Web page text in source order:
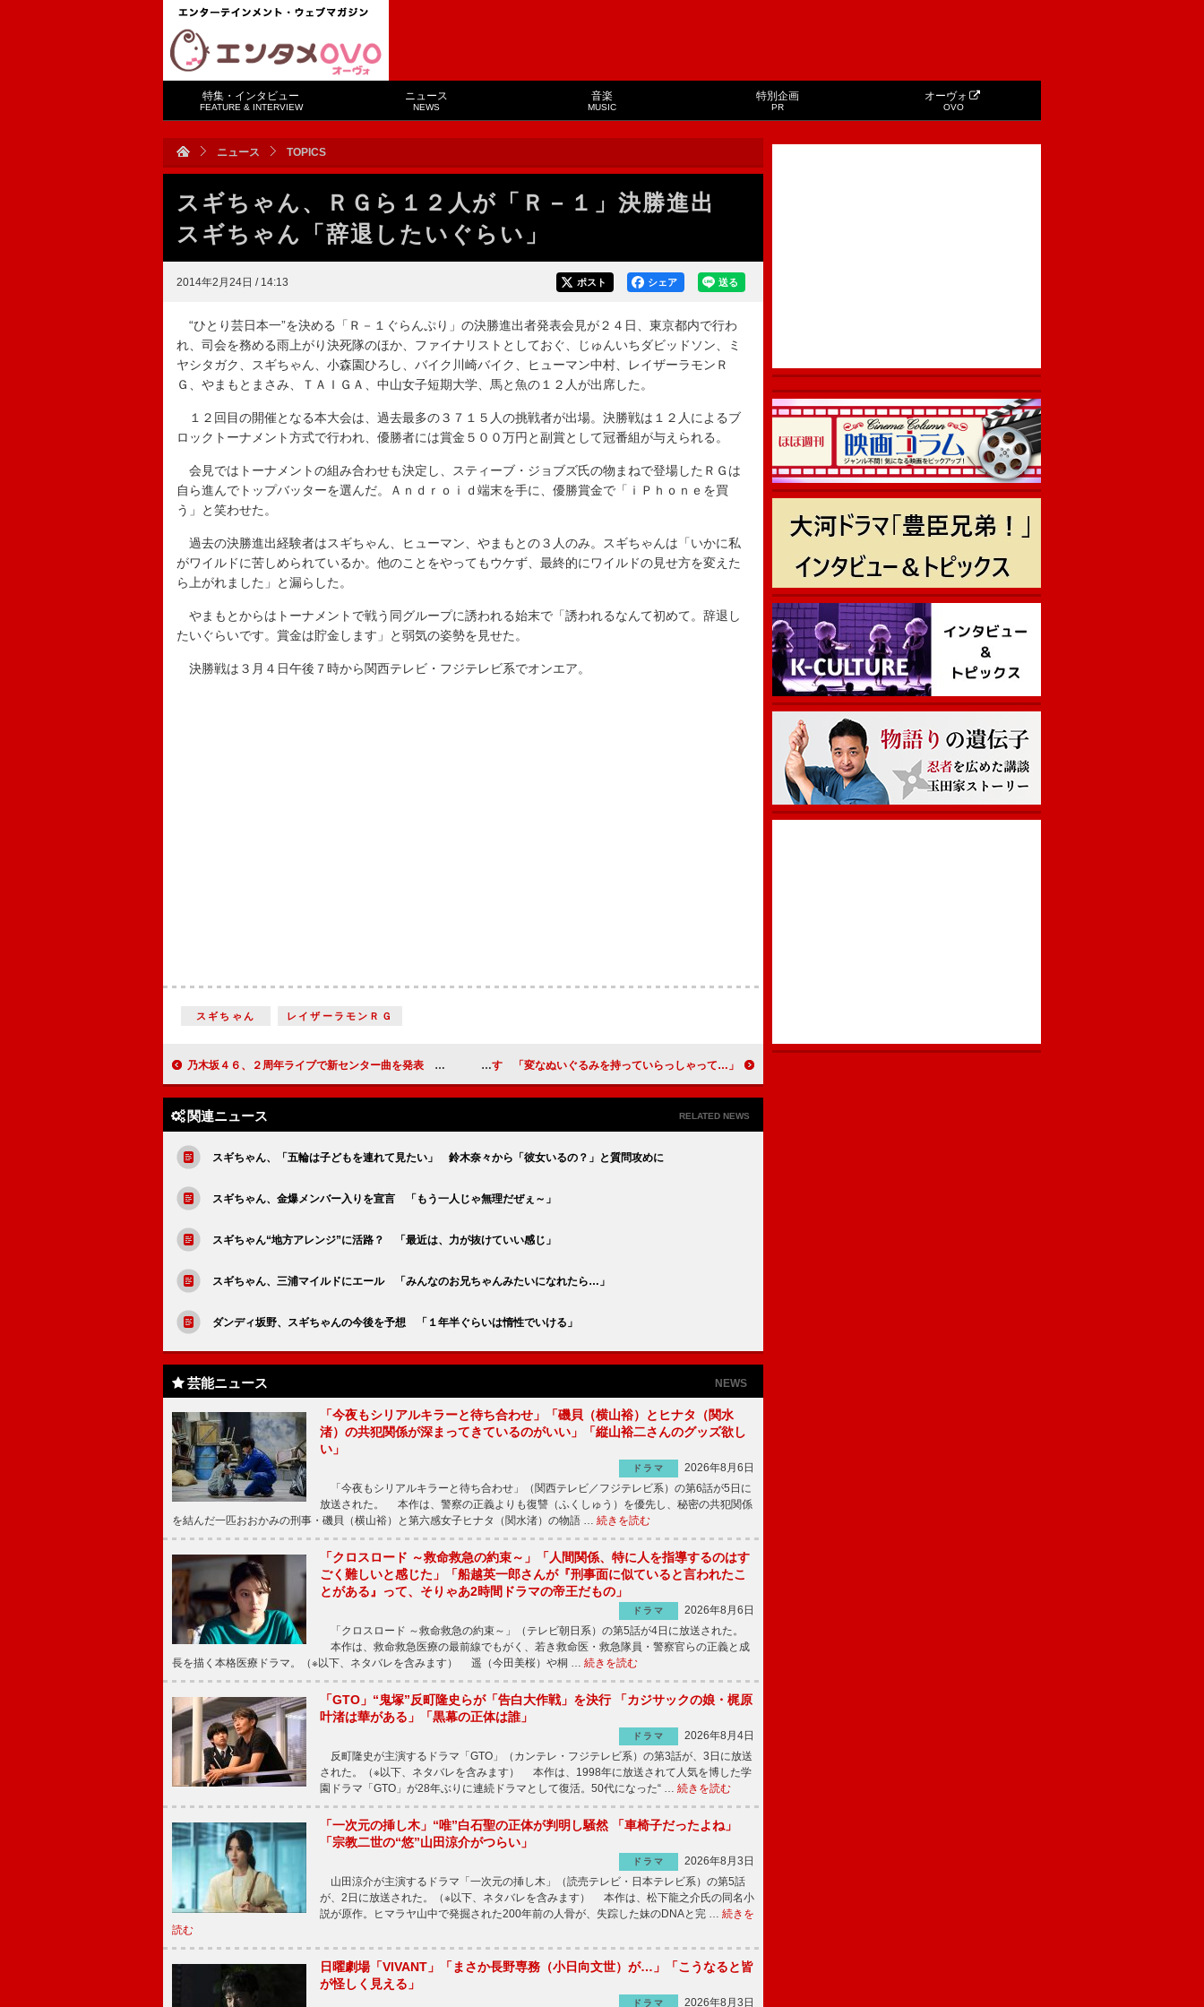
特集・インタビュー
FEATURE & INTERVIEW
ニュース
NEWS
音楽
MUSIC
特別企画
PR
オーヴォ
OVO
ニュース TOPICS
スギちゃん、ＲＧら１２人が「Ｒ－１」決勝進出
スギちゃん「辞退したいぐらい」
2014年2月24日 / 14:13 送る
シェア
ポスト
“ひとり芸日本一”を決める「Ｒ－１ぐらんぷり」の決勝進出者発表会見が２４日、東京都内で行わ
れ、司会を務める雨上がり決死隊のほか、ファイナリストとしておぐ、じゅんいちダビッドソン、ミ
ヤシタガク、スギちゃん、小森園ひろし、バイク川崎バイク、ヒューマン中村、レイザーラモンＲ
Ｇ、やまもとまさみ、ＴＡＩＧＡ、中山女子短期大学、馬と魚の１２人が出席した。
１２回目の開催となる本大会は、過去最多の３７１５人の挑戦者が出場。決勝戦は１２人によるブ
ロックトーナメント方式で行われ、優勝者には賞金５００万円と副賞として冠番組が与えられる。
会見ではトーナメントの組み合わせも決定し、スティーブ・ジョブズ氏の物まねで登場したＲＧは
自ら進んでトップバッターを選んだ。Ａｎｄｒｏｉｄ端末を手に、優勝賞金で「ｉＰｈｏｎｅを買
う」と笑わせた。
過去の決勝進出経験者はスギちゃん、ヒューマン、やまもとの３人のみ。スギちゃんは「いかに私
がワイルドに苦しめられているか。他のことをやってもウケず、最終的にワイルドの見せ方を変えた
ら上がれました」と漏らした。
やまもとからはトーナメントで戦う同グループに誘われる始末で「誘われるなんて初めて。辞退し
たいぐらいです。賞金は貯金します」と弱気の姿勢を見せた。
決勝戦は３月４日午後７時から関西テレビ・フジテレビ系でオンエア。
スギちゃん レイザーラモンＲＧ
乃木坂４６、２周年ライブで新センター曲を発表 西野七瀬「乃木坂が史上最強になるように頑張る」 仲間由紀恵、鳥居みゆきの第一印象を明かす 「変なぬいぐるみを持っていらっしゃって…」
関連ニュース RELATED NEWS
スギちゃん、「五輪は子どもを連れて見たい」 鈴木奈々から「彼女いるの？」と質問攻めに
スギちゃん、金爆メンバー入りを宣言 「もう一人じゃ無理だぜぇ～」
スギちゃん“地方アレンジ”に活路？ 「最近は、力が抜けていい感じ」
スギちゃん、三浦マイルドにエール 「みんなのお兄ちゃんみたいになれたら…」
ダンディ坂野、スギちゃんの今後を予想 「１年半ぐらいは惰性でいける」
芸能ニュース NEWS
「今夜もシリアルキラーと待ち合わせ」「磯貝（横山裕）とヒナタ（関水
渚）の共犯関係が深まってきているのがいい」「縦山裕二さんのグッズ欲し
い」
ドラマ
2026年8月6日
「今夜もシリアルキラーと待ち合わせ」（関西テレビ／フジテレビ系）の第6話が5日に
放送された。 本作は、警察の正義よりも復讐（ふくしゅう）を優先し、秘密の共犯関係
を結んだ一匹おおかみの刑事・磯貝（横山裕）と第六感女子ヒナタ（関水渚）の物語 … 続きを読む
「クロスロード ～救命救急の約束～」「人間関係、特に人を指導するのはす
ごく難しいと感じた」「船越英一郎さんが『刑事面に似ていると言われたこ
とがある』って、そりゃあ2時間ドラマの帝王だもの」
ドラマ
2026年8月6日
「クロスロード ～救命救急の約束～」（テレビ朝日系）の第5話が4日に放送された。
本作は、救命救急医療の最前線でもがく、若き救命医・救急隊員・警察官らの正義と成
長を描く本格医療ドラマ。（※以下、ネタバレを含みます） 遥（今田美桜）や桐 … 続きを読む
「GTO」“鬼塚”反町隆史らが「告白大作戦」を決行 「カジサックの娘・梶原
叶渚は華がある」「黒幕の正体は誰」
ドラマ
2026年8月4日
反町隆史が主演するドラマ「GTO」（カンテレ・フジテレビ系）の第3話が、3日に放送
された。（※以下、ネタバレを含みます） 本作は、1998年に放送されて人気を博した学
園ドラマ「GTO」が28年ぶりに連続ドラマとして復活。50代になった“ … 続きを読む
「一次元の挿し木」“唯”白石聖の正体が判明し騒然 「車椅子だったよね」
「宗教二世の“悠”山田涼介がつらい」
ドラマ
2026年8月3日
山田涼介が主演するドラマ「一次元の挿し木」（読売テレビ・日本テレビ系）の第5話
が、2日に放送された。（※以下、ネタバレを含みます） 本作は、松下龍之介氏の同名小
説が原作。ヒマラヤ山中で発掘された200年前の人骨が、失踪した妹のDNAと完 … 続きを
読む
日曜劇場「VIVANT」「まさか長野専務（小日向文世）が…」「こうなると皆
が怪しく見える」
ドラマ 2026年8月3日